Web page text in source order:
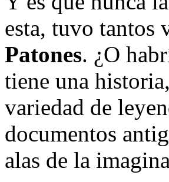
esta, tuvo tantos
Patones. ¿O
tiene una
variedad de
documentos
alas de la